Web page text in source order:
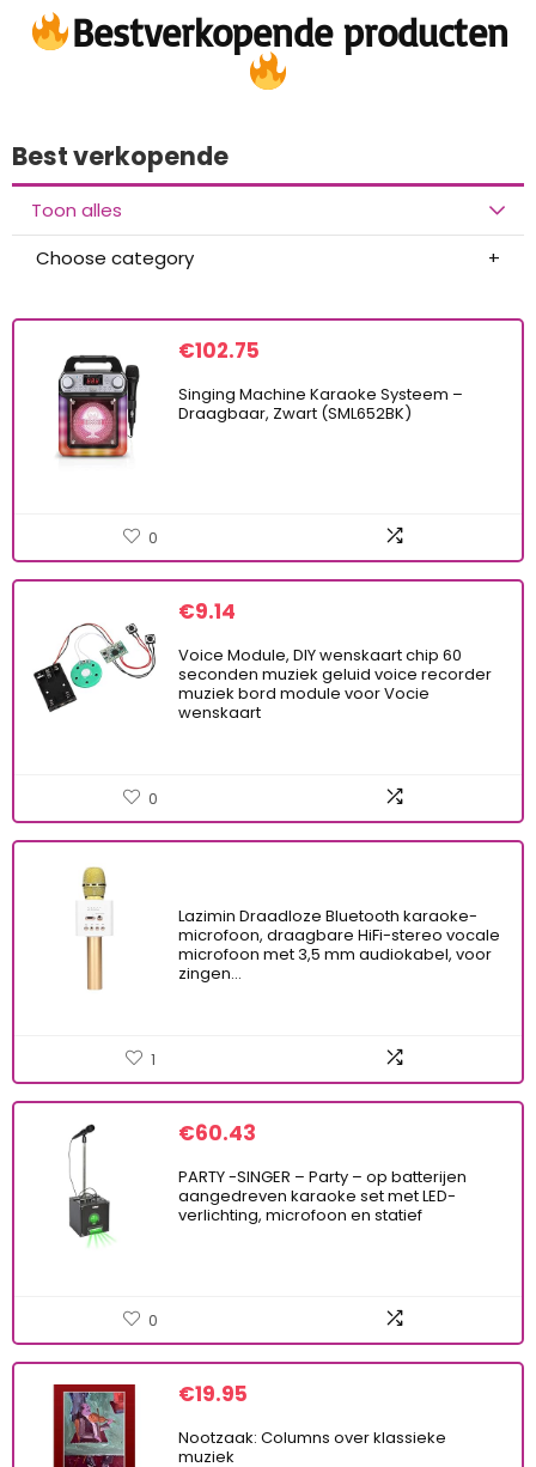
Bestverkopende producten
Best verkopende
Toon alles
Choose category
€102.75
Singing Machine Karaoke Systeem –
Draagbaar, Zwart (SML652BK)
0
€9.14
Voice Module, DIY wenskaart chip 60
seconden muziek geluid voice recorder
muziek bord module voor Vocie
wenskaart
0
Lazimin Draadloze Bluetooth karaoke-
microfoon, draagbare HiFi-stereo vocale
microfoon met 3,5 mm audiokabel, voor
zingen…
1
€60.43
PARTY -SINGER – Party – op batterijen
aangedreven karaoke set met LED-
verlichting, microfoon en statief
0
€19.95
Nootzaak: Columns over klassieke
muziek